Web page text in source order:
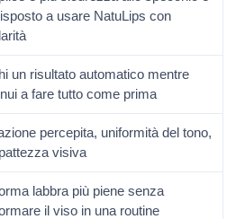
a usare NatuLips con
un risultato automatico mentre
a fare tutto come prima
percepita, uniformità del tono,
visiva
labbra più piene senza
il viso in una routine